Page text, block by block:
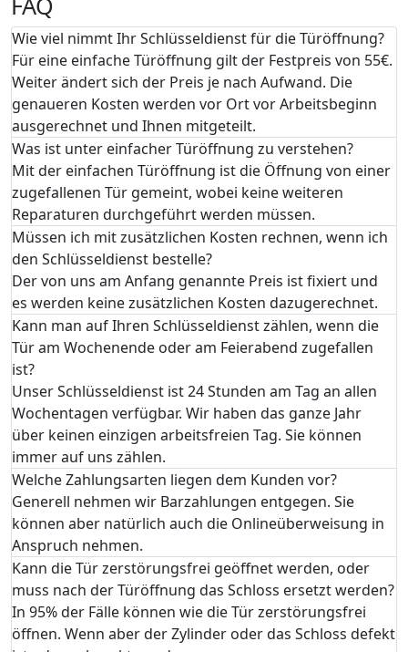
Wie viel nimmt Ihr Schlüsseldienst für die Türöffnung?
Für eine einfache Türöffnung gilt der Festpreis von 55€.
Weiter ändert sich der Preis je nach Aufwand. Die
genaueren Kosten werden vor Ort vor Arbeitsbeginn
ausgerechnet und Ihnen mitgeteilt.
Was ist unter einfacher Türöffnung zu verstehen?
Mit der einfachen Türöffnung ist die Öffnung von einer
zugefallenen Tür gemeint, wobei keine weiteren
Reparaturen durchgeführt werden müssen.
Müssen ich mit zusätzlichen Kosten rechnen, wenn ich
den Schlüsseldienst bestelle?
Der von uns am Anfang genannte Preis ist fixiert und
es werden keine zusätzlichen Kosten dazugerechnet.
Kann man auf Ihren Schlüsseldienst zählen, wenn die
Tür am Wochenende oder am Feierabend zugefallen
ist?
Unser Schlüsseldienst ist 24 Stunden am Tag an allen
Wochentagen verfügbar. Wir haben das ganze Jahr
über keinen einzigen arbeitsfreien Tag. Sie können
immer auf uns zählen.
Welche Zahlungsarten liegen dem Kunden vor?
Generell nehmen wir Barzahlungen entgegen. Sie
können aber natürlich auch die Onlineüberweisung in
Anspruch nehmen.
Kann die Tür zerstörungsfrei geöffnet werden, oder
muss nach der Türöffnung das Schloss ersetzt werden?
In 95% der Fälle können wie die Tür zerstörungsfrei
öffnen. Wenn aber der Zylinder oder das Schloss defekt